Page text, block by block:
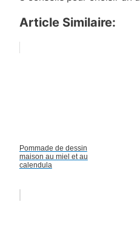
Article Similaire:
Pommade de dessin
maison au miel et au
calendula